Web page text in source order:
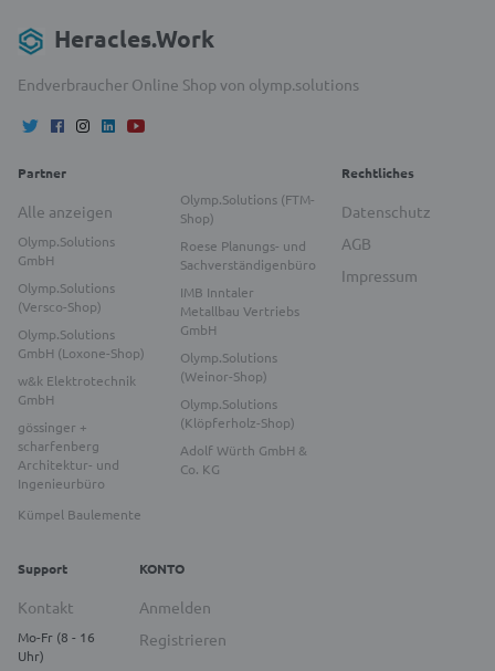
Heracles.Work
Endverbraucher Online Shop von olymp.solutions
Partner
Alle anzeigen
Olymp.Solutions
GmbH
Olymp.Solutions
(Versco-Shop)
Olymp.Solutions
GmbH (Loxone-Shop)
w&k Elektrotechnik
GmbH
gössinger +
scharfenberg
Architektur- und
Ingenieurbüro
Kümpel Baulemente
Olymp.Solutions (FTM-
Shop)
Roese Planungs- und
Sachverständigenbüro
IMB Inntaler
Metallbau Vertriebs
GmbH
Olymp.Solutions
(Weinor-Shop)
Olymp.Solutions
(Klöpferholz-Shop)
Adolf Würth GmbH &
Co. KG
Rechtliches
Datenschutz
AGB
Impressum
Support
Kontakt
Mo-Fr (8 - 16
Uhr)
KONTO
Anmelden
Registrieren